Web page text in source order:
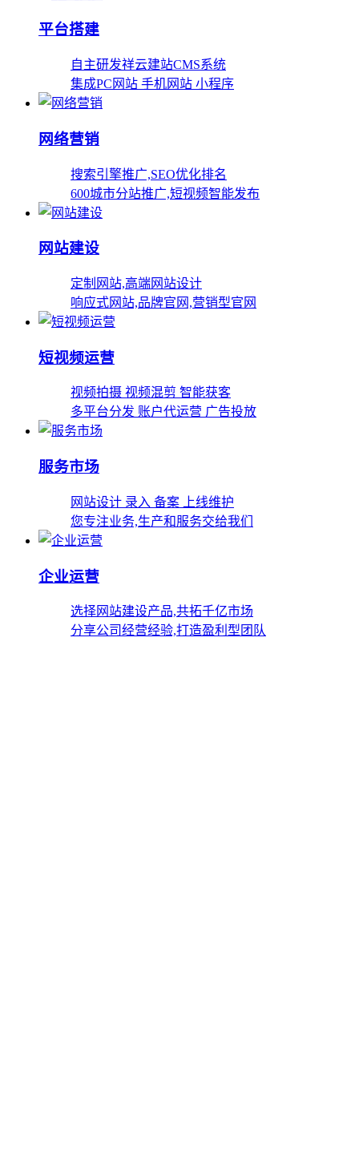
平台搭建
自主研发祥云建站CMS系统
集成PC网站 手机网站 小程序
网络营销
搜索引擎推广,SEO优化排名
600城市分站推广,短视频智能发布
网站建设
定制网站,高端网站设计
响应式网站,品牌官网,营销型官网
短视频运营
视频拍摄 视频混剪 智能获客
多平台分发 账户代运营 广告投放
服务市场
网站设计 录入 备案 上线维护
您专注业务,生产和服务交给我们
企业运营
选择网站建设产品,共拓千亿市场
分享公司经营经验,打造盈利型团队